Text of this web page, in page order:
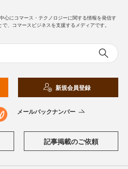
心にコマース・テクノロジーに関する情報を発信す
で、コマースビジネスを支援するメディアです。
新規会員登録
メールバックナンバー
記事掲載のご依頼